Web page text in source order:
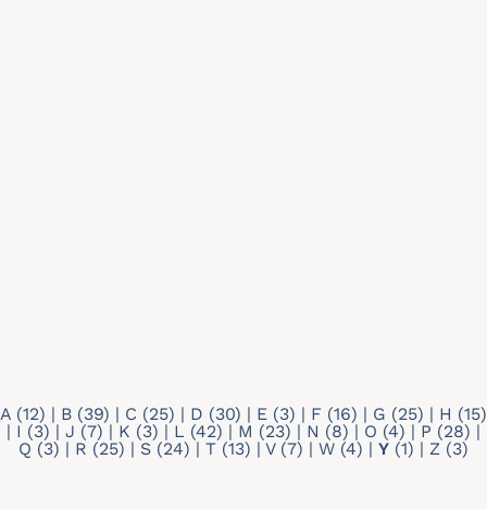
A (12) | B (39) | C (25) | D (30) | E (3) | F (16) | G (25) | H (15)
| I (3) | J (7) | K (3) | L (42) | M (23) | N (8) | O (4) | P (28) |
Q (3) | R (25) | S (24) | T (13) | V(7) | W (4) | Y (1) | Z (3)